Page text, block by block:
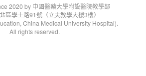
2020 by 中國醫藥大學附設醫院教學部
區學士路91號（立夫教學大樓3樓）
China Medical University Hospital).
All rights reserved.